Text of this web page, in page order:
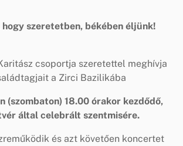
szeretetben, békében éljünk!
csoportja szeretettel meghívja
a Zirci Bazilikába
(szombaton) 18.00 órakor kezdődő,
által celebrált szentmisére.
és azt követően koncertet